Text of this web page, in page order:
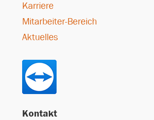
Karriere
Mitarbeiter-Bereich
Aktuelles
Kontakt